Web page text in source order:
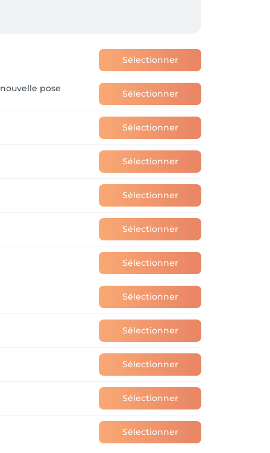
Sélectionner
pose Sélectionner
Sélectionner
Sélectionner
Sélectionner
Sélectionner
Sélectionner
Sélectionner
Sélectionner
Sélectionner
Sélectionner
Sélectionner